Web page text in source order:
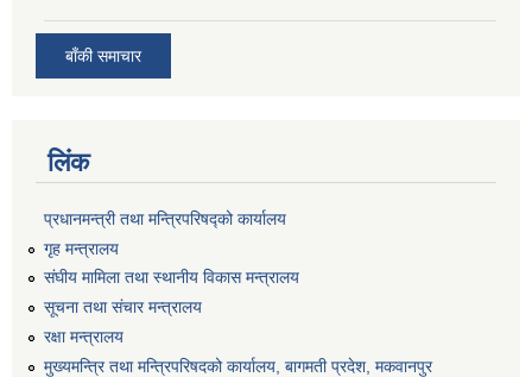
बाँकी समाचार
लिंक
प्रधानमन्त्री तथा मन्त्रिपरिषद्को कार्यालय
गृह मन्त्रालय
संघीय मामिला तथा स्थानीय विकास मन्त्रालय
सूचना तथा संचार मन्त्रालय
रक्षा मन्त्रालय
मुख्यमन्त्रि तथा मन्त्रिपरिषदको कार्यालय, बागमती प्रदेश, मकवानपुर